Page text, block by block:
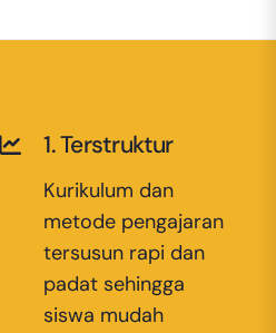
1. Terstruktur
Kurikulum dan
metode pengajaran
tersusun rapi dan
padat sehingga
siswa mudah